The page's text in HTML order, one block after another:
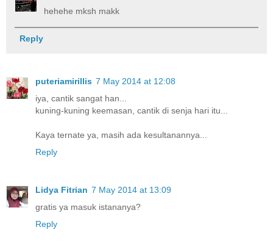
hehehe mksh makk
Reply
puteriamirillis 7 May 2014 at 12:08
iya, cantik sangat han...
kuning-kuning keemasan, cantik di senja hari itu...
Kaya ternate ya, masih ada kesultanannya...
Reply
Lidya Fitrian 7 May 2014 at 13:09
gratis ya masuk istananya?
Reply